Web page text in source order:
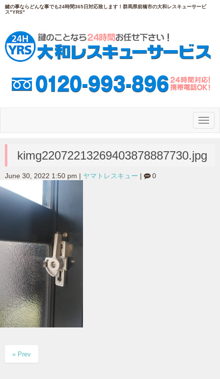
鍵の事ならどんな事でも24時間365日対応致します！群馬県前橋市の大和レスキューサービ
ス"YRS"
N
a
g
a
kimg22072213269403878887730.jpg
June 30, 2022 1:50 pm ヤマトレスキュー 0
« Prev